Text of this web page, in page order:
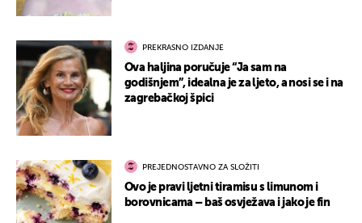
PREKRASNO IZDANJE
Ova haljina poručuje “Ja sam na
godišnjem”, idealna je za ljeto, a nosi se i na
zagrebačkoj špici
PREJEDNOSTAVNO ZA SLOŽITI
Ovo je pravi ljetni tiramisu s limunom i
borovnicama – baš osvježava i jako je fin